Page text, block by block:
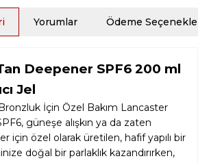
Yorumlar Ödeme Seçenekleri
Deepener SPF6 200 ml
Jel
Bronzluk İçin Özel Bakım Lancaster
güneşe alışkın ya da zaten
için özel olarak üretilen, hafif yapılı bir
doğal bir parlaklık kazandırırken,